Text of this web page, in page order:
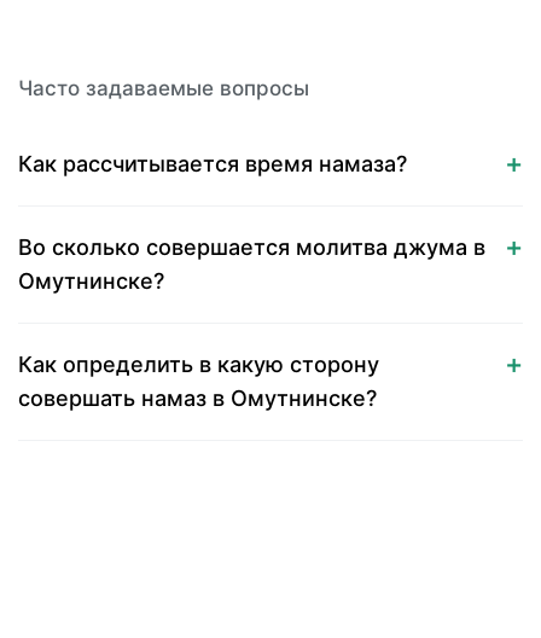
Часто задаваемые вопросы
Как рассчитывается время намаза?
Во сколько совершается молитва джума в
Омутнинске?
Как определить в какую сторону
совершать намаз в Омутнинске?